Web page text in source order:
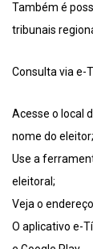
Também é
tribunais
Consulta via e-
Acesse o local
nome do eleitor;
Use a
eleitoral;
Veja o
O aplicativo e-